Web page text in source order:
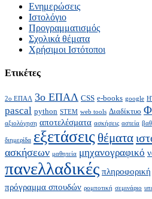
Ενημερώσεις
Ιστολόγιο
Προγραμματισμός
Σχολικά θέματα
Χρήσιμοι Ιστότοποι
Ετικέτες
2ο ΕΠΑΛ 3ο ΕΠΑΛ CSS e-books google
pascal python STEM web tools Διαδίκτυο
αξιολόγηση αποτελέσματα ασκήσεις αστεία
διημερίδα εξετάσεις θέματα
ασκήσεων μαθητεία μηχανογραφικό
πανελλαδικές πληροφορική
πρόγραμμα σπουδών ρομποτική σεμινάριο